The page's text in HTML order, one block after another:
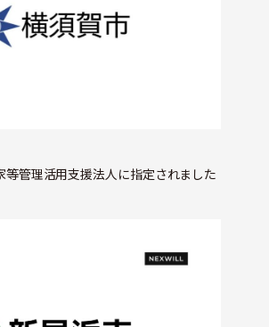
管理活用支援法人に指定されました